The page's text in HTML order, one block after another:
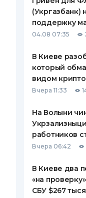
(Укргазбанк)
поддержку
04.08 07:35
В Киеве
который
видом
Вчера 11:33
На Волыни
работников
Вчера 06:42
В Киеве два
«на
СБУ $267